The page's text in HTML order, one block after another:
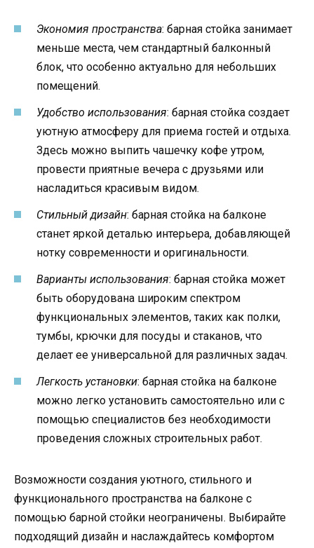
Экономия пространства: барная стойка занимает
меньше места, чем стандартный балконный
блок, что особенно актуально для небольших
помещений.
Удобство использования: барная стойка создает
уютную атмосферу для приема гостей и отдыха.
Здесь можно выпить чашечку кофе утром,
провести приятные вечера с друзьями или
насладиться красивым видом.
Стильный дизайн: барная стойка на балконе
станет яркой деталью интерьера, добавляющей
нотку современности и оригинальности.
Варианты использования: барная стойка может
быть оборудована широким спектром
функциональных элементов, таких как полки,
тумбы, крючки для посуды и стаканов, что
делает ее универсальной для различных задач.
Легкость установки: барная стойка на балконе
можно легко установить самостоятельно или с
помощью специалистов без необходимости
проведения сложных строительных работ.
Возможности создания уютного, стильного и
функционального пространства на балконе с
помощью барной стойки неограничены. Выбирайте
подходящий дизайн и наслаждайтесь комфортом